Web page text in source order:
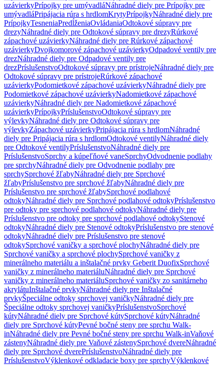
uzávierkyPrípojky pre umývadláNáhradné diely pre Prípojky pre
umývadláPripájacia rúra s hrdlomKrytyPrípojkyNáhradné diely pre
PrípojkyTesneniaPredĺženiaOvládaniaOdtokové súpravy pre
drezyNáhradné diely pre Odtokové súpravy pre drezyRúrkové
zápachové uzávierkyNáhradné diely pre Rúrkové zápachové
uzávierkyDvojkomorové zápachové uzávierkyOdpadové ventily pre
drezNáhradné diely pre Odpadové ventily pre
drezPríslušenstvoOdtokové súpravy pre prístrojeNáhradné diely pre
Odtokové súpravy pre prístrojeRúrkové zápachové
uzávierkyPodomietkové zápachové uzávierkyNáhradné diely pre
Podomietkové zápachové uzávierkyNadomietkové zápachové
uzávierkyNáhradné diely pre Nadomietkové zápachové
uzávierkyPrípojkyPríslušenstvoOdtokové súpravy pre
výlevkyNáhradné diely pre Odtokové súpravy pre
výlevkyZápachové uzávierkyPripájacia rúra s hrdlomNáhradné
diely pre Pripájacia rúra s hrdlomOdtokové ventilyNáhradné diely
pre Odtokové ventilyPríslušenstvoNáhradné diely pre
PríslušenstvoSprchy a kúpeľňové vaneSprchyOdvodnenie podlahy
pre sprchyNáhradné diely pre Odvodnenie podlahy pre
sprchySprchové žľabyNáhradné diely pre Sprchové
žľabyPríslušenstvo pre sprchové žľabyNáhradné diely pre
Príslušenstvo pre sprchové žľabySprchové podlahové
odtokyNáhradné diely pre Sprchové podlahové odtokyPríslušenstvo
pre odtoky pre sprchové podlahové odtokyNáhradné diely pre
Príslušenstvo pre odtoky pre sprchové podlahové odtokyStenové
odtokyNáhradné diely pre Stenové odtokyPríslušenstvo pre stenové
odtokyNáhradné diely pre Príslušenstvo pre stenové
odtokySprchové vaničky a sprchové plochyNáhradné diely pre
Sprchové vaničky a sprchové plochySprchové vaničky z
minerálneho materiálu a inštalačné prvky Geberit DuofixSprchové
vaničky z minerálneho materiáluNáhradné diely pre Sprchové
vaničky z minerálneho materiáluSprchové vaničky zo sanitárneho
akrylátuInštalačné prvkyNáhradné diely pre Inštalačné
prvkyŠpeciálne odtoky sprchovej vaničkyNáhradné diely pre
Špeciálne odtoky sprchovej vaničkyPríslušenstvoSprchové
kútyNáhradné diely pre Sprchové kútySprchové kútyNáhradné
diely pre Sprchové kútyPevné bočné steny pre sprchu Walk-
inNáhradné diely pre Pevné bočné steny pre sprchu Walk-inVaňové
zástenyNáhradné diely pre Vaňové zástenySprchové dvereNáhradné
diely pre Sprchové dverePríslušenstvoNáhradné diely pre
PríslušenstvoVýklenkové odkladacie boxy pre sprchyVýklenkové